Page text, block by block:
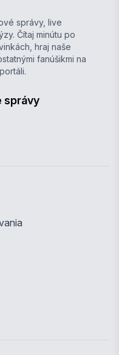
správy, live
Čítaj minútu po
hraj naše
fanúšikmi na
správy